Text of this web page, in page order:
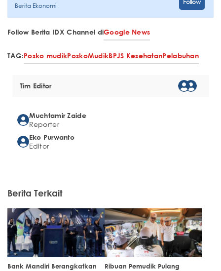
Berita Ekonomi
Follow
Follow Berita IDX Channel diGoogle News
TAG:Posko mudikPoskoMudikBPJS KesehatanPelabuhan
Tim Editor
Muchtamir Zaide
Reporter
Eko Purwanto
Editor
Berita Terkait
Bank Mandiri Berangkatkan
Ribuan Pemudik Pulang